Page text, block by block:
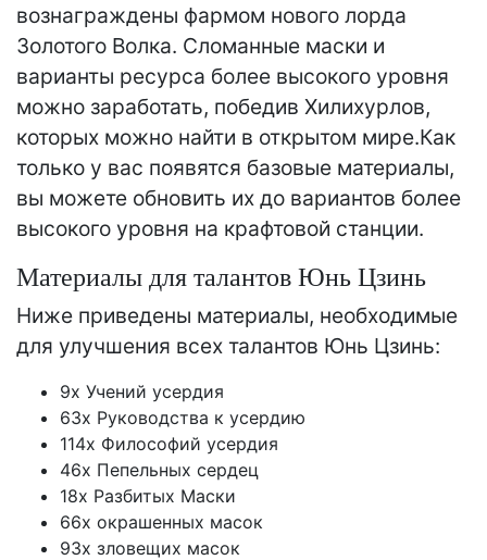
вознаграждены фармом нового лорда
Золотого Волка. Сломанные маски и
варианты ресурса более высокого уровня
можно заработать, победив Хилихурлов,
которых можно найти в открытом мире.Как
только у вас появятся базовые материалы,
вы можете обновить их до вариантов более
высокого уровня на крафтовой станции.
Материалы для талантов Юнь Цзинь
Ниже приведены материалы, необходимые
для улучшения всех талантов Юнь Цзинь:
9x Учений усердия
63x Руководства к усердию
114x Философий усердия
46x Пепельных сердец
18x Разбитых Маски
66x окрашенных масок
93x зловещих масок